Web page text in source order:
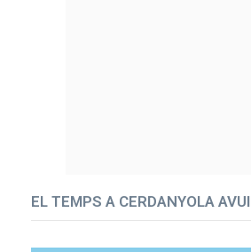
EL TEMPS A CERDANYOLA AVUI